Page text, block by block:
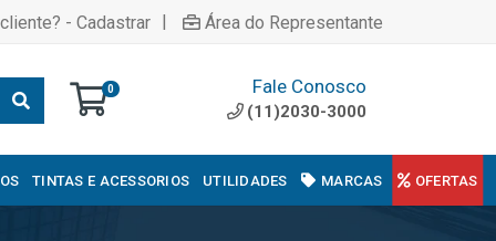
- Cadastrar | Área do Representante
0 Fale Conosco
(11)2030-3000
TINTAS E ACESSORIOS UTILIDADES MARCAS OFERTAS